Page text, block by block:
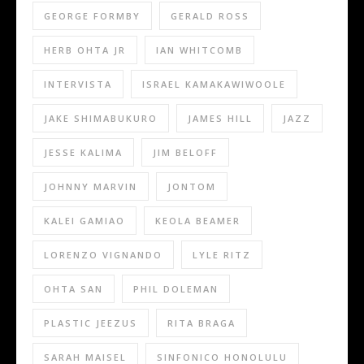
GEORGE FORMBY GERALD ROSS
HERB OHTA JR IAN WHITCOMB
INTERVISTA ISRAEL KAMAKAWIWOOLE
JAKE SHIMABUKURO JAMES HILL JAZZ
JESSE KALIMA JIM BELOFF
JOHNNY MARVIN JONTOM
KALEI GAMIAO KEOLA BEAMER
LORENZO VIGNANDO LYLE RITZ
OHTA SAN PHIL DOLEMAN
PLASTIC JEEZUS RITA BRAGA
SARAH MAISEL SINFONICO HONOLULU